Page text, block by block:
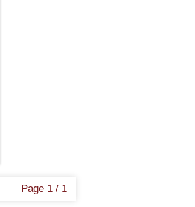
Page 1 / 1